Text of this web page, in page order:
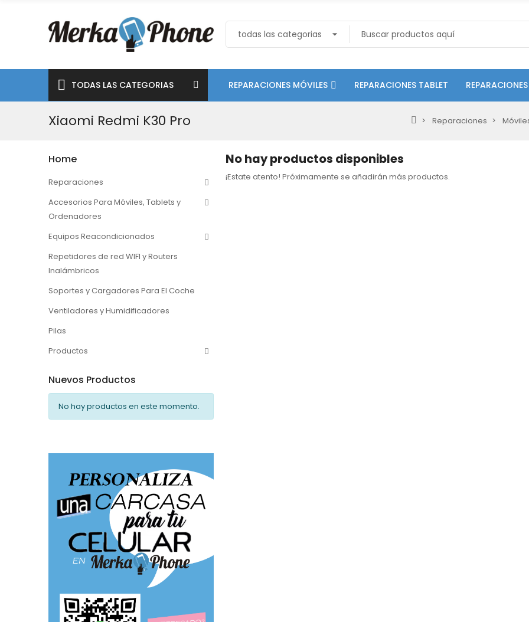
TODAS LAS CATEGORIAS REPARACIONES MÓVILES REPARACIONES TABLET
Xiaomi Redmi K30 Pro Reparaciones
Home
Reparaciones
Accesorios Para Móviles, Tablets y
Ordenadores
Equipos Reacondicionados
Repetidores de red WIFI y Routers
Inalámbricos
Soportes y Cargadores Para El Coche
Ventiladores y Humidificadores
Pilas
Productos
Nuevos Productos
No hay productos en este momento.
No hay productos disponibles
¡Estate atento! Próximamente se añadirán más productos.